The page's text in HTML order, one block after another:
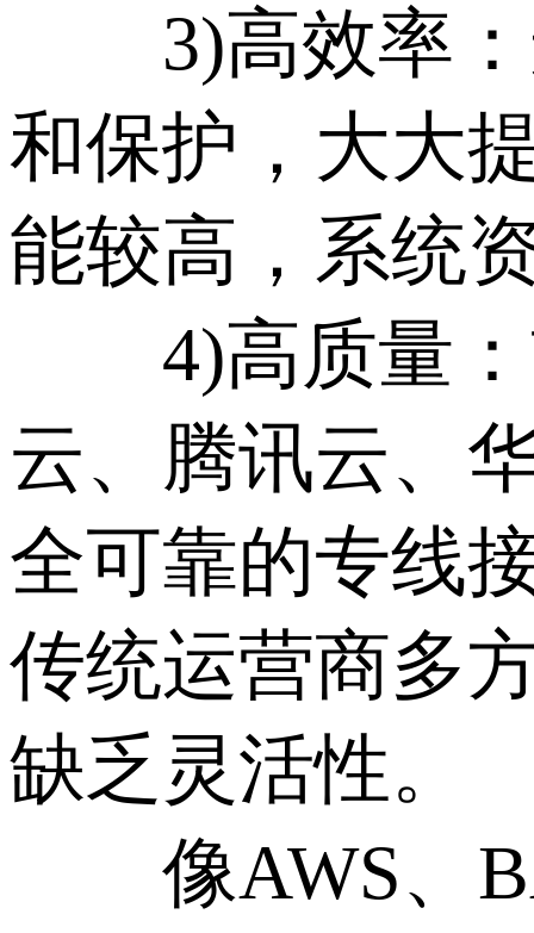
3)高效率：
和保护，大大
能较高，系统
4)高质量：
云、腾讯云、
全可靠的专线
传统运营商多
缺乏灵活性。
像AWS、